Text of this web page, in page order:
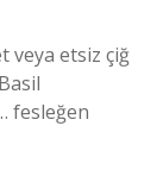
veya etsiz çiğ
fesleğen